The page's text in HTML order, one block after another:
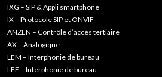
IXG – SIP & Appli smartphone
IX – Protocole SIP et ONVIF
ANZEN – Contrôle d’accès tertiaire
AX – Analogique
LEM – Interphonie de bureau
LEF – Interphonie de bureau